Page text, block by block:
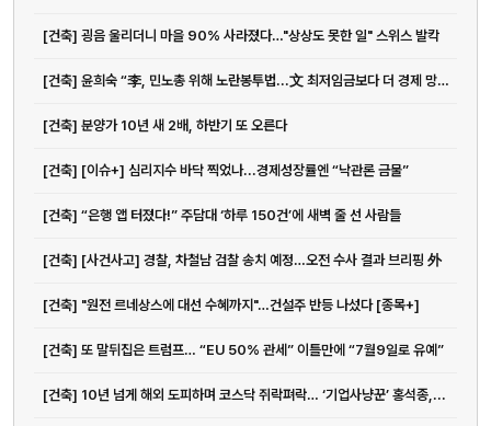
[건축] 굉음 울리더니 마을 90% 사라졌다…"상상도 못한 일" 스위스 발칵
[건축] 윤희숙 “李, 민노총 위해 노란봉투법...文 최저임금보다 더 경제 망칠 것”
[건축] 분양가 10년 새 2배, 하반기 또 오른다
[건축] [이슈+] 심리지수 바닥 찍었나...경제성장률엔 “낙관론 금물”
[건축] “은행 앱 터졌다!” 주담대 ‘하루 150건’에 새벽 줄 선 사람들
[건축] [사건사고] 경찰, 차철남 검찰 송치 예정…오전 수사 결과 브리핑 外
[건축] "원전 르네상스에 대선 수혜까지"…건설주 반등 나섰다 [종목+]
[건축] 또 말뒤집은 트럼프… “EU 50% 관세” 이틀만에 “7월9일로 유예”
[건축] 10년 넘게 해외 도피하며 코스닥 쥐락펴락… ‘기업사냥꾼’ 홍석종,...